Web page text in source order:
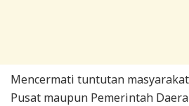
Mencermati tuntutan
Pusat maupun Pemerintah